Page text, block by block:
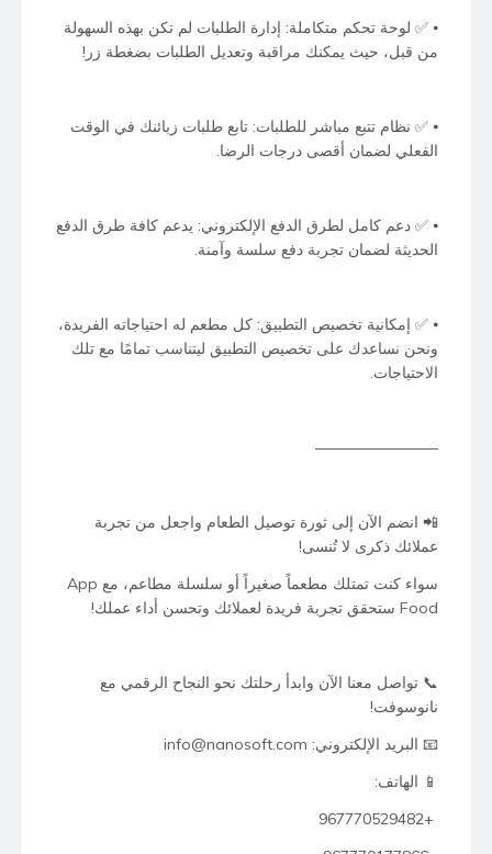
⦁ ✅ لوحة تحكم متكاملة: إدارة الطلبات لم تكن بهذه السهولة
من قبل، حيث يمكنك مراقبة وتعديل الطلبات بضغطة زر!
⦁ ✅ نظام تتبع مباشر للطلبات: تابع طلبات زبائنك في الوقت
الفعلي لضمان أقصى درجات الرضا.
⦁ ✅ دعم كامل لطرق الدفع الإلكتروني: يدعم كافة طرق الدفع
الحديثة لضمان تجربة دفع سلسة وآمنة.
⦁ ✅ إمكانية تخصيص التطبيق: كل مطعم له احتياجاته الفريدة،
ونحن نساعدك على تخصيص التطبيق ليتناسب تمامًا مع تلك
الاحتياجات.
————————
📲 انضم الآن إلى ثورة توصيل الطعام واجعل من تجربة
عملائك ذكرى لا تُنسى!
سواء كنت تمتلك مطعماً صغيراً أو سلسلة مطاعم، مع App
Food ستحقق تجربة فريدة لعملائك وتحسن أداء عملك!
📞 تواصل معنا الآن وابدأ رحلتك نحو النجاح الرقمي مع
نانوسوفت!
📧 البريد الإلكتروني: info@nanosoft.com
📱 الهاتف:
+967770529482